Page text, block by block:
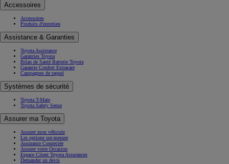
Accessoires
Accessoires
Produits d'entretien
Assistance & Garanties
Toyota Assistance
Garanties Toyota
Bilan de Santé Batterie Toyota
Garantie Confort Extracare
Campagnes de rappel
Systèmes de sécurité
Toyota T-Mate
Toyota Safety Sense
Assurer ma Toyota
Assurer mon véhicule
Les options sur-mesure
Assurance Connectée
Assurer votre Occasion
Espace Client Toyota Assurances
Demander un devis